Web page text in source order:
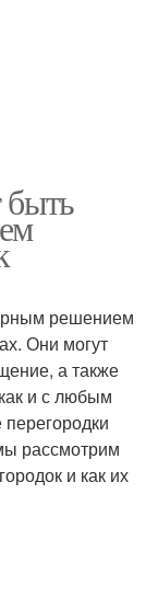
быть
решением
Они могут
а также
и с любым
рассмотрим
и как их